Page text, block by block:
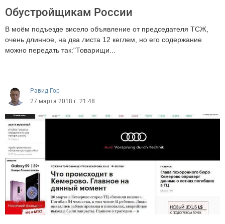
Обустройщикам России
В моём подъезде висело объявление от председателя ТСЖ,
очень длинное, на два листа 12 кеглем, но его содержание
можно передать так:"Товарищи...
Равид Гор
27 марта 2018 г. 21:48